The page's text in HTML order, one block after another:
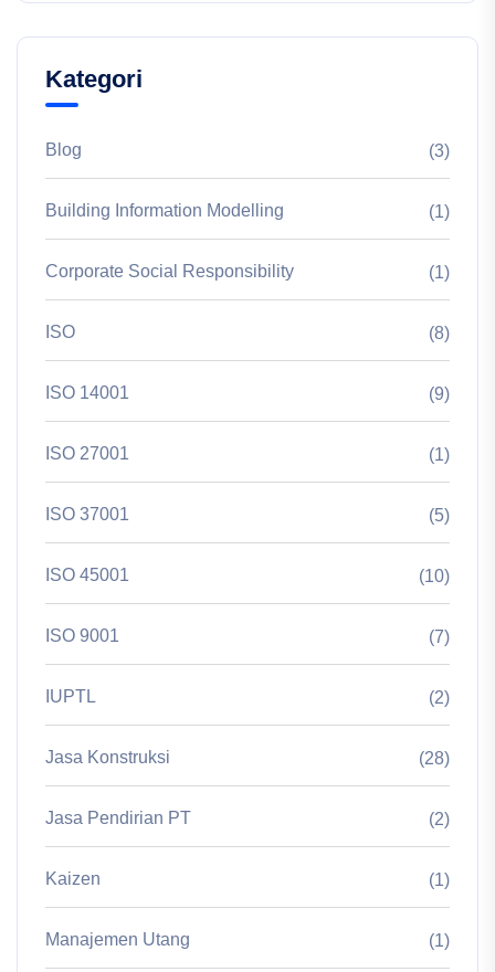
Kategori
Blog (3)
Building Information Modelling (1)
Corporate Social Responsibility (1)
ISO (8)
ISO 14001 (9)
ISO 27001 (1)
ISO 37001 (5)
ISO 45001 (10)
ISO 9001 (7)
IUPTL (2)
Jasa Konstruksi (28)
Jasa Pendirian PT (2)
Kaizen (1)
Manajemen Utang (1)